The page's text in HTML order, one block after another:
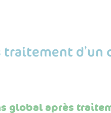
traitement d’un
global après